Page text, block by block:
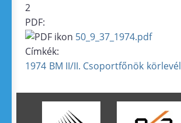
2
PDF:
50_9_37_1974.pdf
Címkék:
1974 BM II/II. Csoportfőnök körlevél